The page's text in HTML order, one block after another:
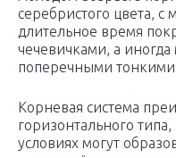
серебристого цвета,
длительное время
чечевичками, а
поперечными
Корневая система
горизонтального
условиях могут